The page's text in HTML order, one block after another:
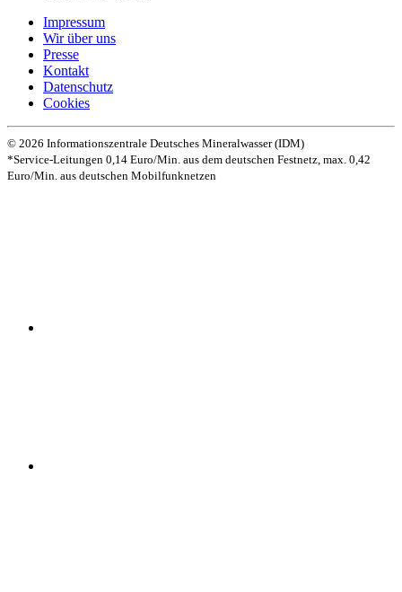
Impressum
Wir über uns
Presse
Kontakt
Datenschutz­
Cookies
© 2026 Informationszentrale Deutsches Mineralwasser (IDM)
*Service-Leitungen 0,14 Euro/Min. aus dem deutschen Festnetz, max. 0,42
Euro/Min. aus deutschen Mobilfunknetzen